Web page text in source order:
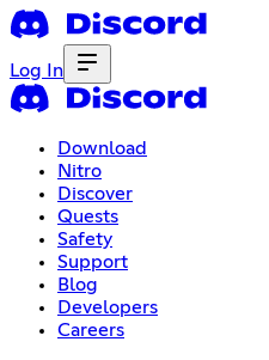
Log In
Download
Nitro
Discover
Quests
Safety
Support
Blog
Developers
Careers